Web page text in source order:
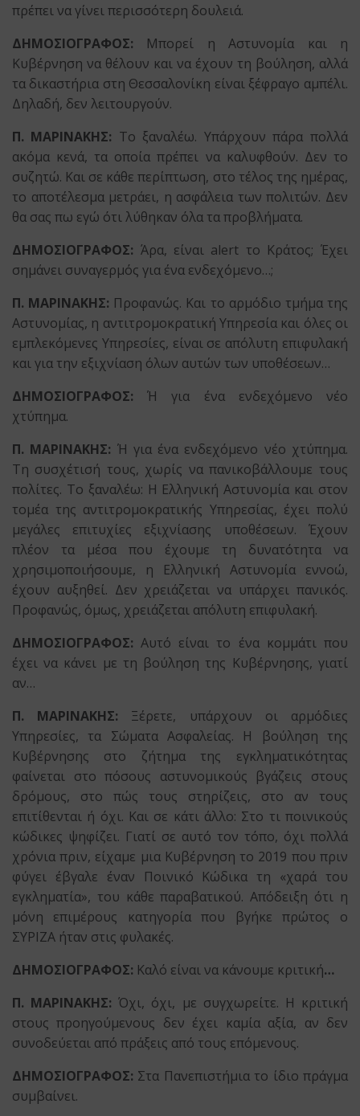
πρέπει να γίνει περισσότερη δουλειά.
ΔΗΜΟΣΙΟΓΡΑΦΟΣ: Μπορεί η Αστυνομία και η
Κυβέρνηση να θέλουν και να έχουν τη βούληση, αλλά
τα δικαστήρια στη Θεσσαλονίκη είναι ξέφραγο αμπέλι.
Δηλαδή, δεν λειτουργούν.
Π. ΜΑΡΙΝΑΚΗΣ: Το ξαναλέω. Υπάρχουν πάρα πολλά
ακόμα κενά, τα οποία πρέπει να καλυφθούν. Δεν το
συζητώ. Και σε κάθε περίπτωση, στο τέλος της ημέρας,
το αποτέλεσμα μετράει, η ασφάλεια των πολιτών. Δεν
θα σας πω εγώ ότι λύθηκαν όλα τα προβλήματα.
ΔΗΜΟΣΙΟΓΡΑΦΟΣ: Άρα, είναι alert το Κράτος; Έχει
σημάνει συναγερμός για ένα ενδεχόμενο…;
Π. ΜΑΡΙΝΑΚΗΣ: Προφανώς. Και το αρμόδιο τμήμα της
Αστυνομίας, η αντιτρομοκρατική Υπηρεσία και όλες οι
εμπλεκόμενες Υπηρεσίες, είναι σε απόλυτη επιφυλακή
και για την εξιχνίαση όλων αυτών των υποθέσεων…
ΔΗΜΟΣΙΟΓΡΑΦΟΣ:Ή για ένα ενδεχόμενο νέο
χτύπημα.
Π. ΜΑΡΙΝΑΚΗΣ: Ή για ένα ενδεχόμενο νέο χτύπημα.
Τη συσχέτισή τους, χωρίς να πανικοβάλλουμε τους
πολίτες. Το ξαναλέω: Η Ελληνική Αστυνομία και στον
τομέα της αντιτρομοκρατικής Υπηρεσίας, έχει πολύ
μεγάλες επιτυχίες εξιχνίασης υποθέσεων. Έχουν
πλέον τα μέσα που έχουμε τη δυνατότητα να
χρησιμοποιήσουμε, η Ελληνική Αστυνομία εννοώ,
έχουν αυξηθεί. Δεν χρειάζεται να υπάρχει πανικός.
Προφανώς, όμως, χρειάζεται απόλυτη επιφυλακή.
ΔΗΜΟΣΙΟΓΡΑΦΟΣ:Αυτό είναι το ένα κομμάτι που
έχει να κάνει με τη βούληση της Κυβέρνησης, γιατί
αν…
Π. ΜΑΡΙΝΑΚΗΣ: Ξέρετε, υπάρχουν οι αρμόδιες
Υπηρεσίες, τα Σώματα Ασφαλείας. Η βούληση της
Κυβέρνησης στο ζήτημα της εγκληματικότητας
φαίνεται στο πόσους αστυνομικούς βγάζεις στους
δρόμους, στο πώς τους στηρίζεις, στο αν τους
επιτίθενται ή όχι. Και σε κάτι άλλο: Στο τι ποινικούς
κώδικες ψηφίζει. Γιατί σε αυτό τον τόπο, όχι πολλά
χρόνια πριν, είχαμε μια Κυβέρνηση το 2019 που πριν
φύγει έβγαλε έναν Ποινικό Κώδικα τη «χαρά του
εγκληματία», του κάθε παραβατικού. Απόδειξη ότι η
μόνη επιμέρους κατηγορία που βγήκε πρώτος ο
ΣΥΡΙΖΑ ήταν στις φυλακές.
ΔΗΜΟΣΙΟΓΡΑΦΟΣ: Καλό είναι να κάνουμε κριτική…
Π. ΜΑΡΙΝΑΚΗΣ:Όχι, όχι, με συγχωρείτε. Η κριτική
στους προηγούμενους δεν έχει καμία αξία, αν δεν
συνοδεύεται από πράξεις από τους επόμενους.
ΔΗΜΟΣΙΟΓΡΑΦΟΣ: Στα Πανεπιστήμια το ίδιο πράγμα
συμβαίνει.